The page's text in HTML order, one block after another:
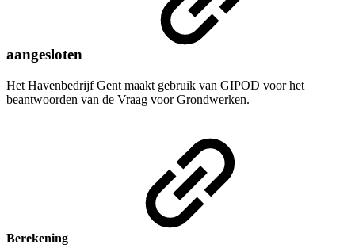
aangesloten
Het Havenbedrijf Gent maakt gebruik van GIPOD voor het
beantwoorden van de Vraag voor Grondwerken.
Berekening